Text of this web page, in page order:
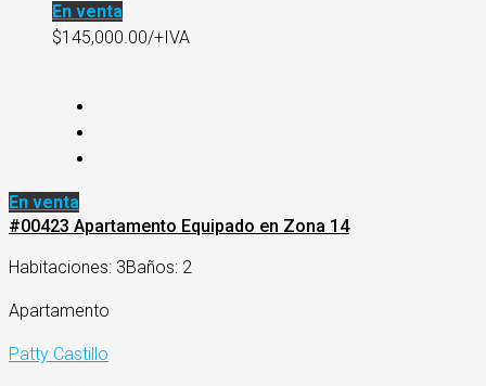
En venta
$145,000.00/+IVA
En venta
#00423 Apartamento Equipado en Zona 14
Habitaciones: 3Baños: 2
Apartamento
Patty Castillo